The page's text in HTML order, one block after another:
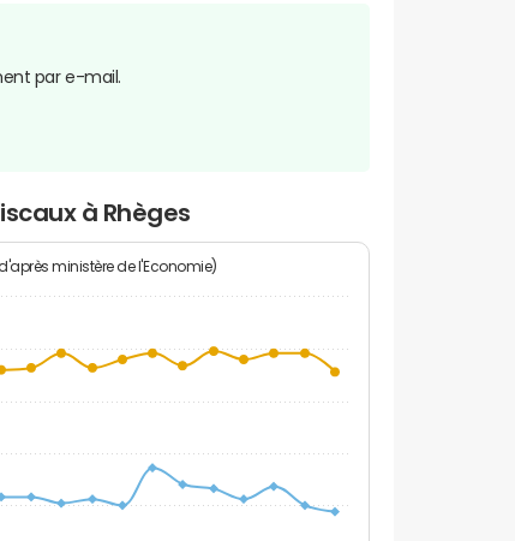
par e-mail.
à Rhèges
ministère de l'Economie)